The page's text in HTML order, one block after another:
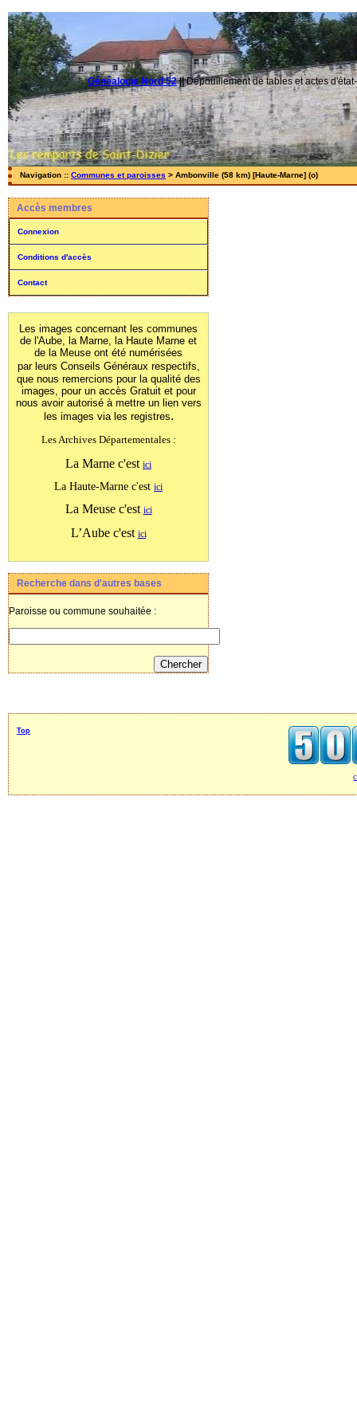
Généalogie Nord 52||Dépouillement de tables et actes
Navigation :: Communes et paroisses > Ambonville (58 km) [Haute-Marne] (o)
Accès membres
Connexion
Conditions d'accès
Contact
Les images concernant les communes
de l'Aube, la Marne, la Haute Marne et
de la Meuse ont été numérisées
par leurs Conseils Généraux respectifs,
que nous remercions pour la qualité des
images, pour un accès Gratuit et pour
nous avoir autorisé à mettre un lien vers
les images via les registres.
Les Archives Départementales :
La Marne c'est ici
La Haute-Marne c'est ici
La Meuse c'est ici
L’Aube c'est ici
Recherche dans d'autres bases
Paroisse ou commune souhaitée :
Top